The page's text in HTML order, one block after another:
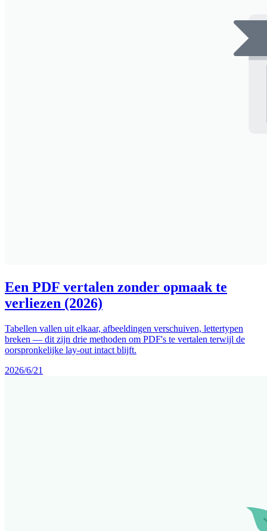
Een PDF vertalen zonder opmaak te
verliezen (2026)
Tabellen vallen uit elkaar, afbeeldingen verschuiven, lettertypen
breken — dit zijn drie methoden om PDF's te vertalen terwijl de
oorspronkelijke lay-out intact blijft.
2026/6/21